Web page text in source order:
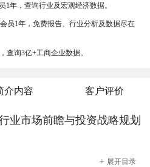
1年，查询行业及宏观经济数据。
员1年，免费报告、行业分析及数据尽在
查询3亿+工商企业数据。
介内容 客户评价
业市场前瞻与投资战略规划
+ 展开目录